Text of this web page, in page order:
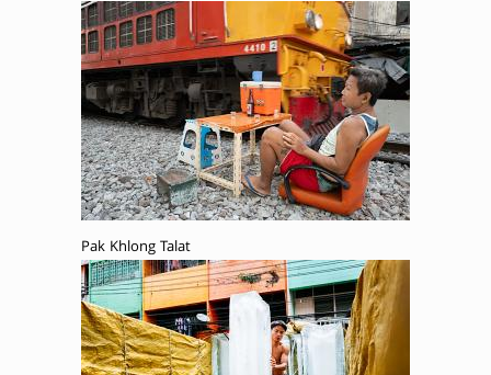
Pak Khlong Talat